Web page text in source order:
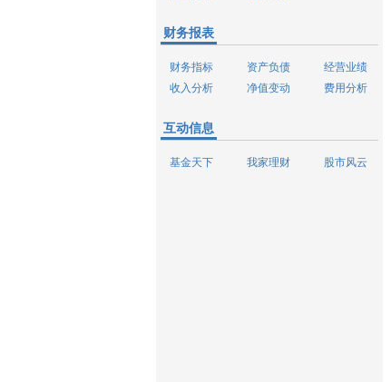
财务报表
财务指标 资产负债
经营业绩
收入分析
净值变动 费用分析
互动信息
基金天下 我家理财 股市风云